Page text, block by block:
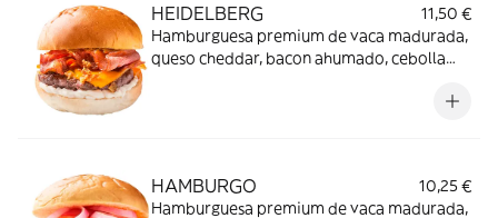
HEIDELBERG
11,50 €
Hamburguesa premium de vaca madurada,
queso cheddar, bacon ahumado, cebolla
HAMBURGO
10,25 €
Hamburguesa premium de vaca madurada,